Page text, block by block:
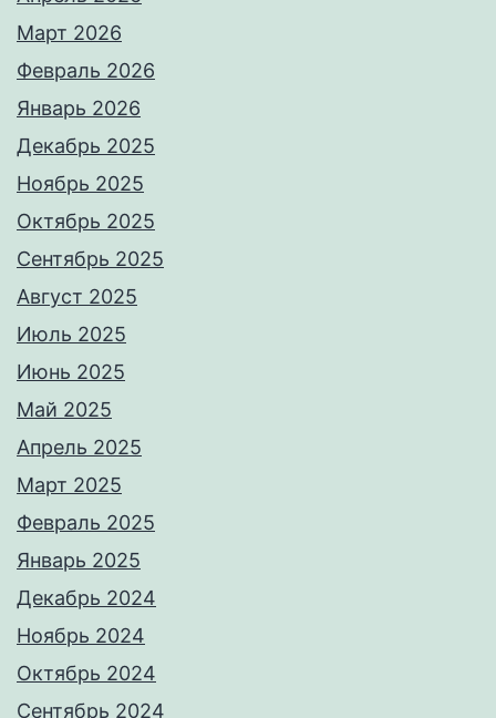
Март 2026
Февраль 2026
Январь 2026
Декабрь 2025
Ноябрь 2025
Октябрь 2025
Сентябрь 2025
Август 2025
Июль 2025
Июнь 2025
Май 2025
Апрель 2025
Март 2025
Февраль 2025
Январь 2025
Декабрь 2024
Ноябрь 2024
Октябрь 2024
Сентябрь 2024